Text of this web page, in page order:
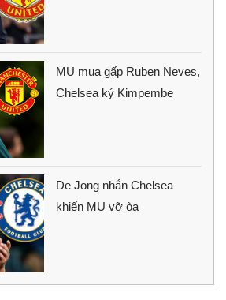
MU mua gấp Ruben Neves,
Chelsea ký Kimpembe
De Jong nhắn Chelsea
khiến MU vỡ òa